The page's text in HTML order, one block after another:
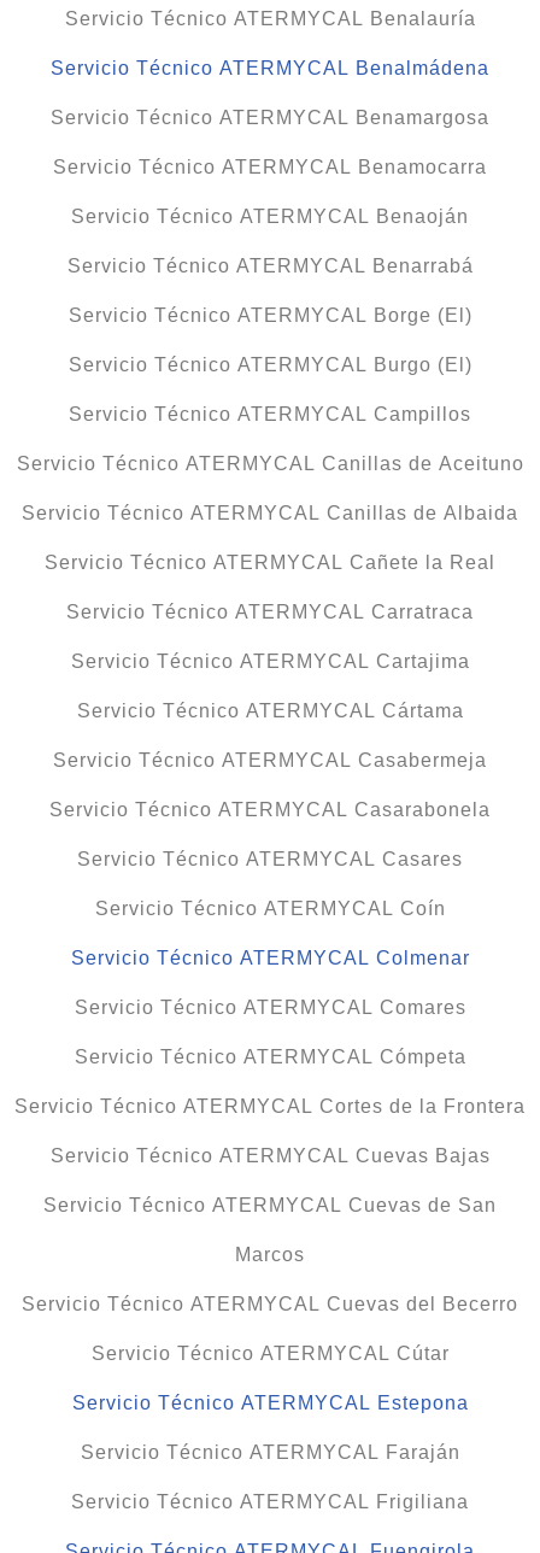
Servicio Técnico ATERMYCAL Benalauría
Servicio Técnico ATERMYCAL Benalmádena
Servicio Técnico ATERMYCAL Benamargosa
Servicio Técnico ATERMYCAL Benamocarra
Servicio Técnico ATERMYCAL Benaoján
Servicio Técnico ATERMYCAL Benarrabá
Servicio Técnico ATERMYCAL Borge (El)
Servicio Técnico ATERMYCAL Burgo (El)
Servicio Técnico ATERMYCAL Campillos
Servicio Técnico ATERMYCAL Canillas de Aceituno
Servicio Técnico ATERMYCAL Canillas de Albaida
Servicio Técnico ATERMYCAL Cañete la Real
Servicio Técnico ATERMYCAL Carratraca
Servicio Técnico ATERMYCAL Cartajima
Servicio Técnico ATERMYCAL Cártama
Servicio Técnico ATERMYCAL Casabermeja
Servicio Técnico ATERMYCAL Casarabonela
Servicio Técnico ATERMYCAL Casares
Servicio Técnico ATERMYCAL Coín
Servicio Técnico ATERMYCAL Colmenar
Servicio Técnico ATERMYCAL Comares
Servicio Técnico ATERMYCAL Cómpeta
Servicio Técnico ATERMYCAL Cortes de la Frontera
Servicio Técnico ATERMYCAL Cuevas Bajas
Servicio Técnico ATERMYCAL Cuevas de San
Marcos
Servicio Técnico ATERMYCAL Cuevas del Becerro
Servicio Técnico ATERMYCAL Cútar
Servicio Técnico ATERMYCAL Estepona
Servicio Técnico ATERMYCAL Faraján
Servicio Técnico ATERMYCAL Frigiliana